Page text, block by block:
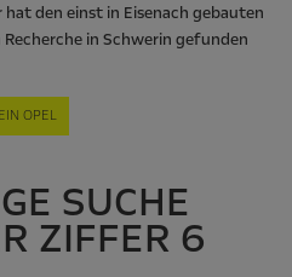
den einst in Eisenach gebauten
in Schwerin gefunden
OPEL
SUCHE
ZIFFER 6